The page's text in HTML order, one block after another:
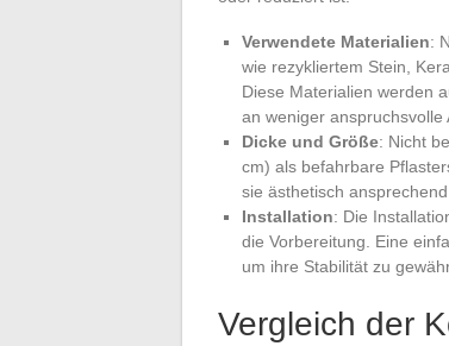
Verwendete Materialien:
wie rezykliertem Stein,
Diese Materialien werden
an weniger anspruchsvolle
Dicke und Größe: Nicht
cm) als befahrbare
sie ästhetisch
Installation: Die
die Vorbereitung. Eine
um ihre Stabilität zu
Vergleich der